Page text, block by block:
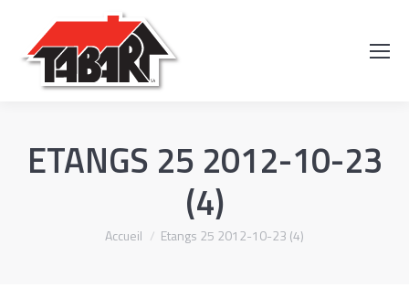
ETANGS 25 2012-10-23
(4)
Vous êtes ici :
Accueil Etangs 25 2012-10-23 (4)